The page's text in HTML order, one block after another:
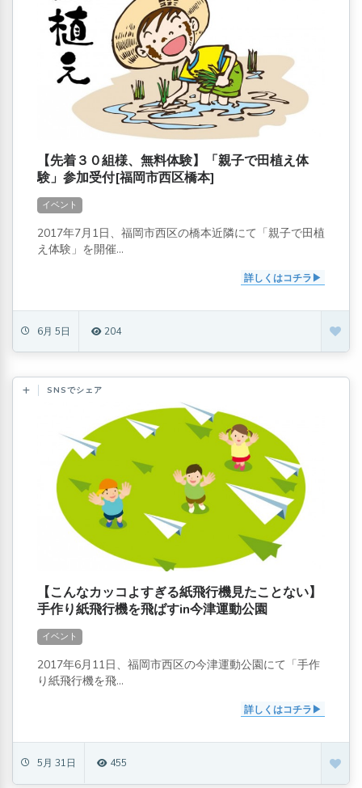
【先着３０組様、無料体験】「親子で田植え体
験」参加受付[福岡市西区橋本]
イベント
2017年7月1日、福岡市西区の橋本近隣にて「親子で田植
え体験」を開催...
詳しくはコチラ
6月 5日 204
SNSでシェア
【こんなカッコよすぎる紙飛行機見たことない】
手作り紙飛行機を飛ばすin今津運動公園
イベント
2017年6月11日、福岡市西区の今津運動公園にて「手作
り紙飛行機を飛...
詳しくはコチラ
5月 31日 455